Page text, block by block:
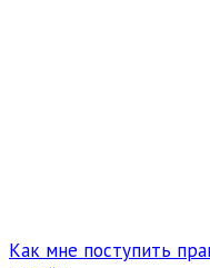
Как мне поступить